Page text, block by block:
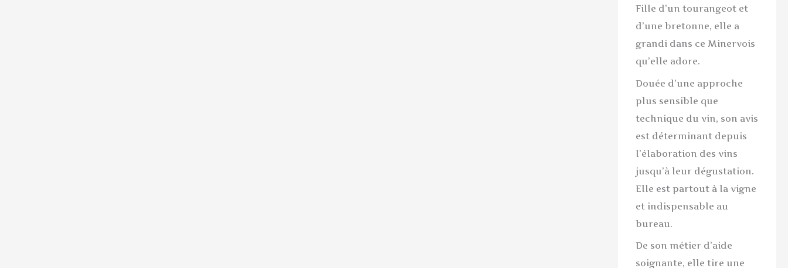
Fille d’un tourangeot et
d’une bretonne, elle a
grandi dans ce Minervois
qu’elle adore.
Douée d’une approche
plus sensible que
technique du vin, son avis
est déterminant depuis
l’élaboration des vins
jusqu’à leur dégustation.
Elle est partout à la vigne
et indispensable au
bureau.
De son métier d’aide
soignante, elle tire une